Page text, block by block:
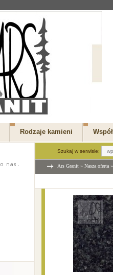
Rodzaje kamieni
Szukaj w serwisie:
Ars Granit » Nasza oferta